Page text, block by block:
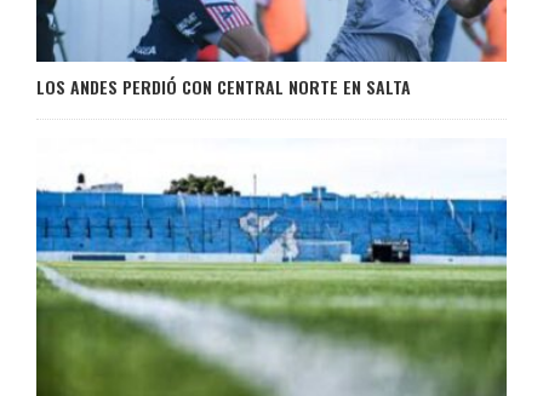
LOS ANDES PERDIÓ CON CENTRAL NORTE EN SALTA